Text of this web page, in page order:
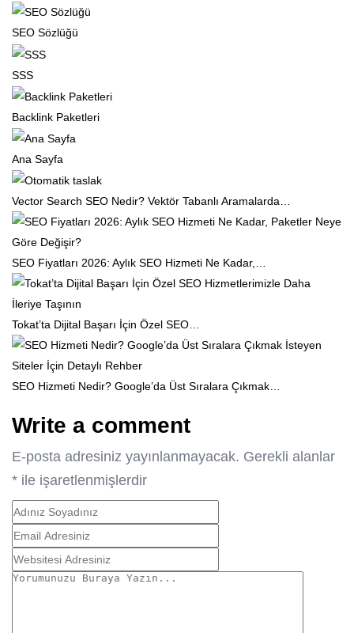
SEO Sözlüğü
SSS
Backlink Paketleri
Ana Sayfa
Vector Search SEO Nedir? Vektör Tabanlı Aramalarda…
SEO Fiyatları 2026: Aylık SEO Hizmeti Ne Kadar,…
Tokat’ta Dijital Başarı İçin Özel SEO…
SEO Hizmeti Nedir? Google’da Üst Sıralara Çıkmak…
Write a comment
E-posta adresiniz yayınlanmayacak. Gerekli alanlar
* ile işaretlenmişlerdir